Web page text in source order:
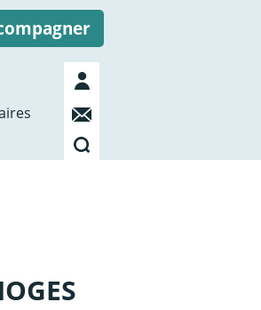
Mon
compte
Contact
Recherche